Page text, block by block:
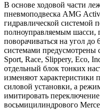
В основе ходовой части
пневмоподвеска AMG
гидравлической системой
полноуправляемым шасси,
поворачиваться на угол до
системами предусмотрены
Sport, Race, Slippery, Eco,
отдельный блок тонких
изменяют характеристики
силовой установки, а
имитировать
восьмицилиндрового